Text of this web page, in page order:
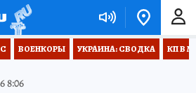
ВОЕНКОРЫ УКРАИНА: СВОДКА КП В
8:06